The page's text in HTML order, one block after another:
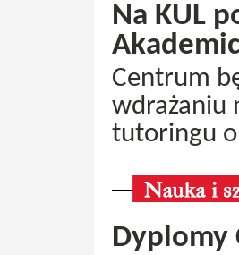
Na KUL
Centrum
wdrażaniu
tutoringu
Dyplomy